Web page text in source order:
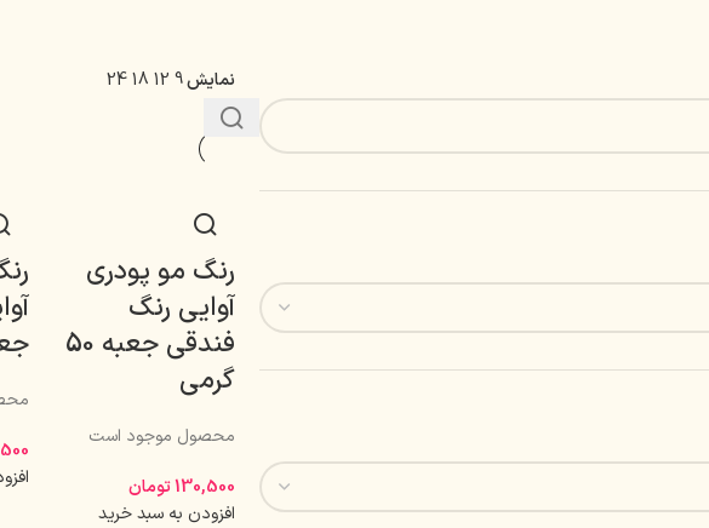
نمایش9
12
18
24
رنگ مو پودری
آوایی رنگ
فندقی جعبه 50
گرمی
محصول موجود است
130,500تومان
افزودن به سبد خرید
جعبه